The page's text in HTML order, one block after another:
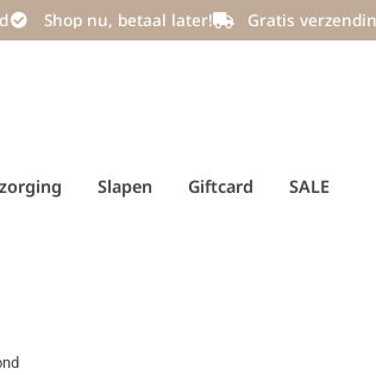
Shop nu, betaal later! Gratis
Slapen Giftcard SALE